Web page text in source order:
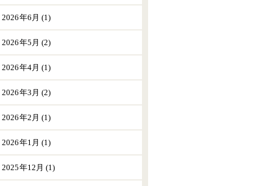
2026年6月 (1)
2026年5月 (2)
2026年4月 (1)
2026年3月 (2)
2026年2月 (1)
2026年1月 (1)
2025年12月 (1)